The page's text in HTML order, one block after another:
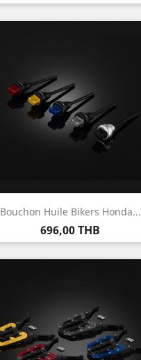
Bouchon Huile Bikers Honda...
Prix
696,00 THB
Aperçu rapide